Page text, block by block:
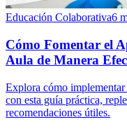
Educación Colaborativa6
Cómo Fomentar el
Aula de Manera
Explora cómo
con esta guía práctica,
recomendaciones útiles.